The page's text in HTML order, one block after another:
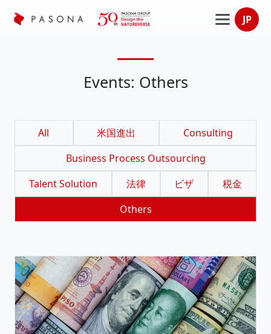
JP
Events: Others
All 米国進出
Consulting
Business Process Outsourcing
Talent Solution
法律 ビザ
税金
Others